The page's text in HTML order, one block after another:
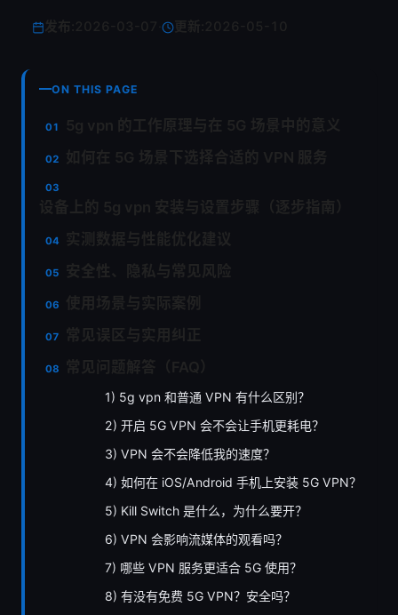
更新:
ON THIS PAGE
1) 5g vpn 和普通 VPN 有什么区别？
2) 开启 5G VPN 会不会让手机更耗电？
3) VPN 会不会降低我的速度？
4) 如何在 iOS/Android 手机上安装 5G VPN？
5) Kill Switch 是什么，为什么要开？
6) VPN 会影响流媒体的观看吗？
7) 哪些 VPN 服务更适合 5G 使用？
8) 有没有免费 5G VPN？安全吗？